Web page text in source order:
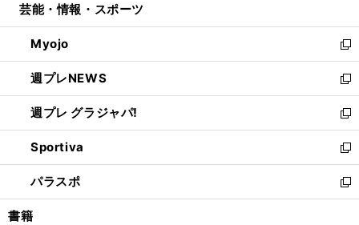
開
く
ウ
で
開
く
ン
ド
ウ
で
開
く
ウ
ィ
ン
ド
ウ
で
開
く
芸能・情報・スポーツ
Myojo
新
し
い
ウ
ィ
ン
ド
ウ
で
開
週プレNEWS
新
し
い
ウ
ィ
ン
ド
ウ
週プレ グラジャパ!
新
し
い
ウ
ィ
ン
Sportiva
新
し
い
ウ
パラスポ
新
し
書籍